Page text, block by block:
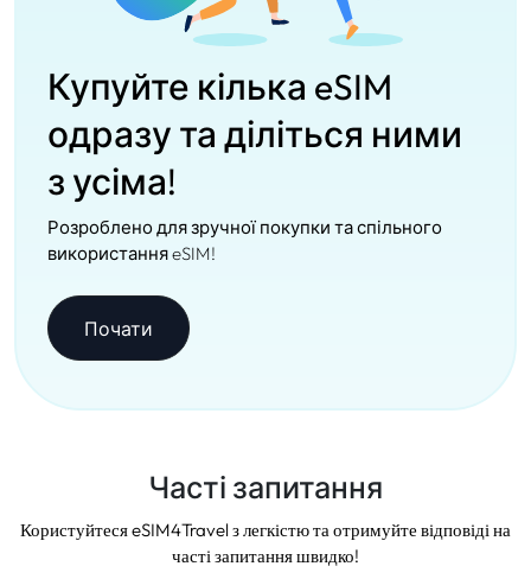
Купуйте кілька eSIM
одразу та діліться ними
з усіма!
Розроблено для зручної покупки та спільного
використання eSIM!
Почати
Часті запитання
Користуйтеся eSIM4Travel з легкістю та отримуйте відповіді на
часті запитання швидко!